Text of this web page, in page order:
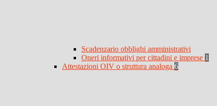
Scadenzario obblighi amministrativi
Oneri informativi per cittadini e imprese 1
Attestazioni OIV o struttura analoga 6